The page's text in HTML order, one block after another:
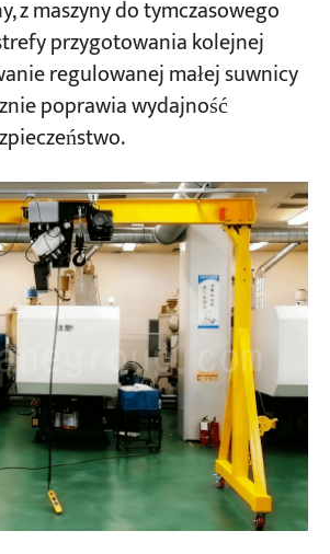
z maszyny do tymczasowego
przygotowania kolejnej
regulowanej małej suwnicy
poprawia wydajność